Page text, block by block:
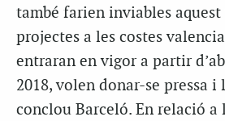
també farien inviables
projectes a les costes
entraran en vigor a partir
2018, volen donar-se pressa
conclou Barceló. En relació a